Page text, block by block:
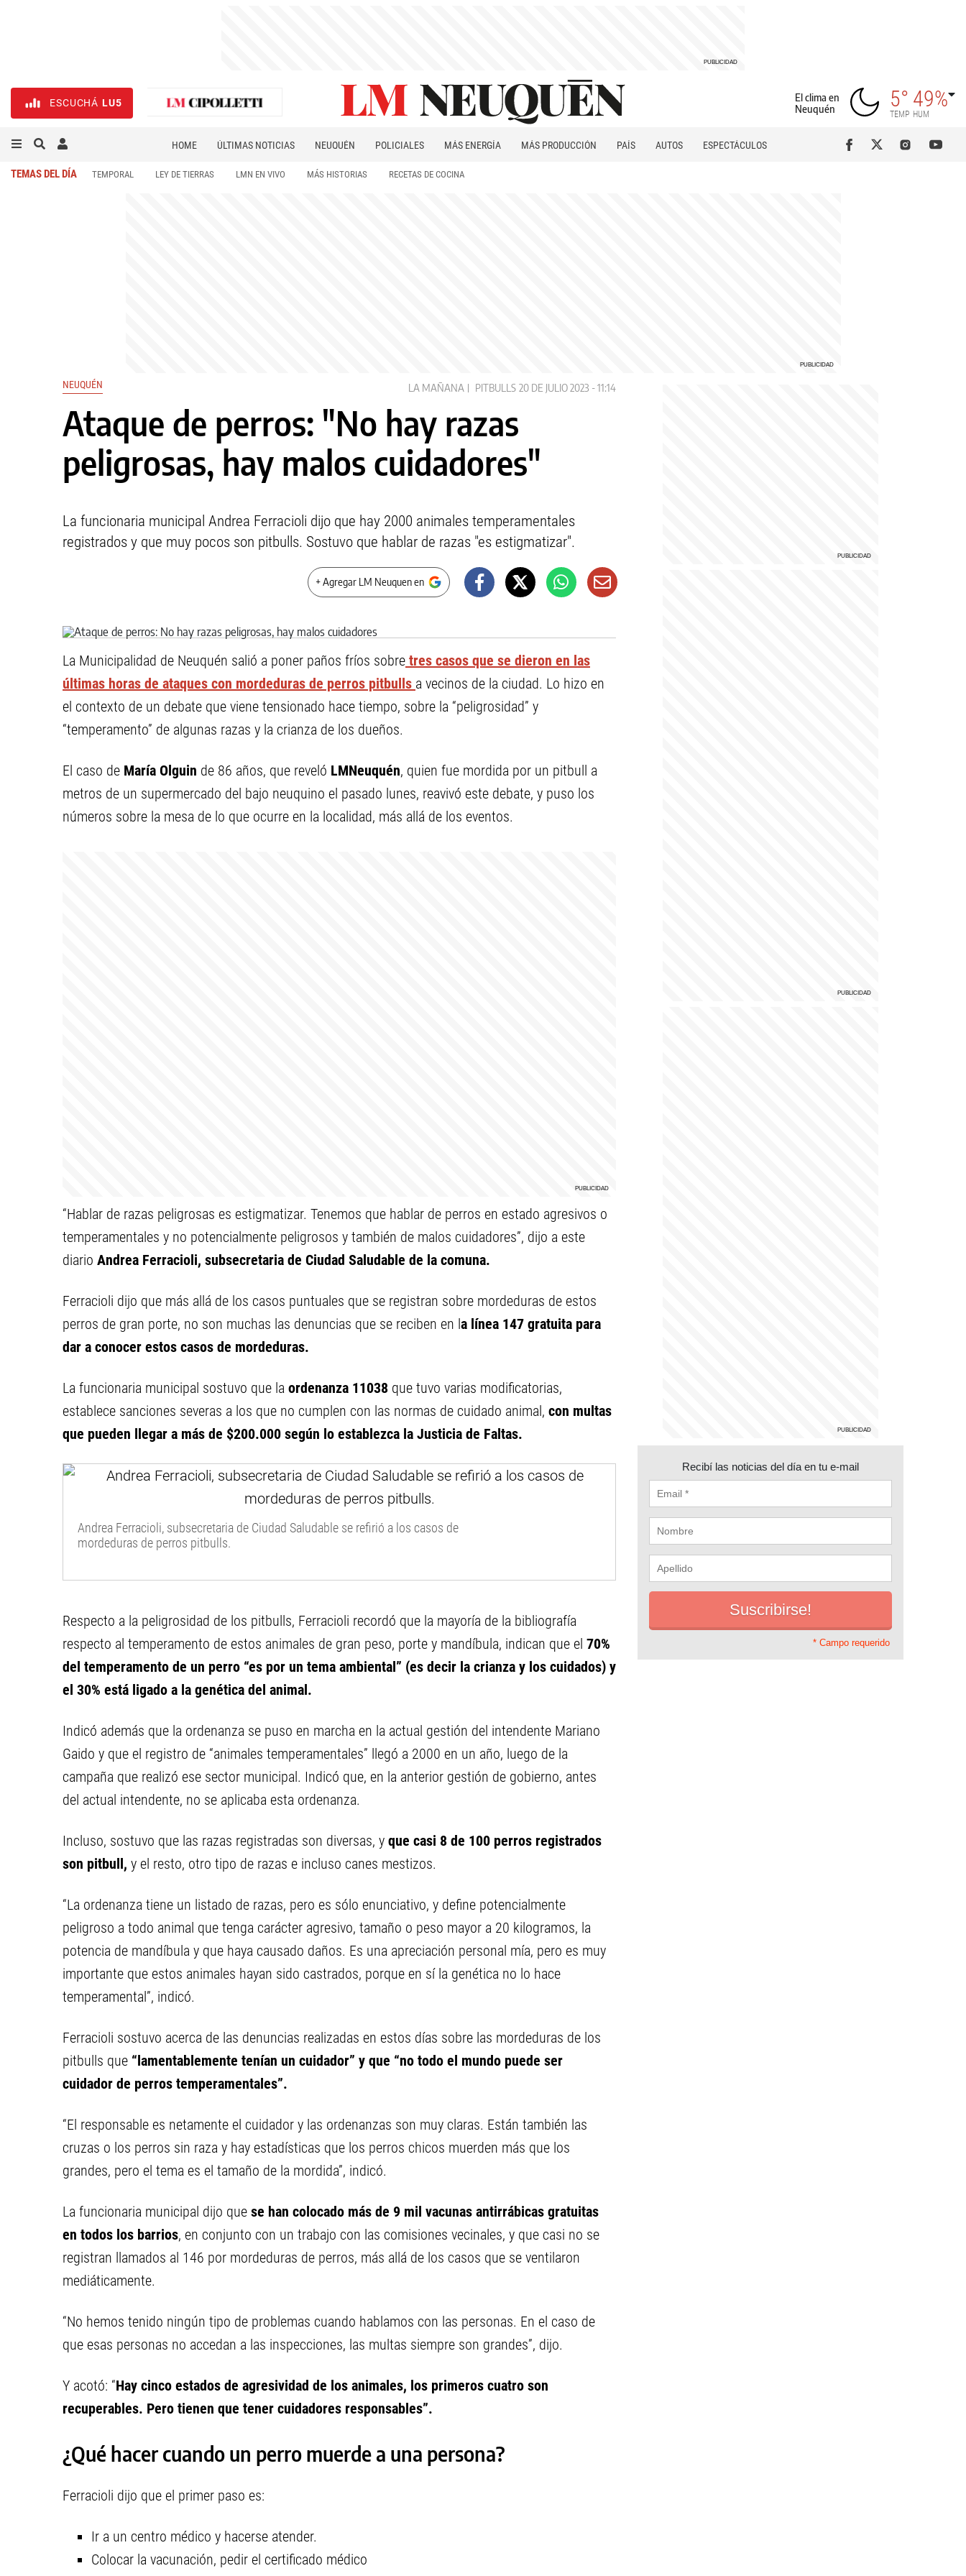
ESCUCHÁ LU5
El clima en
Neuquén
5°
TEMP
49%
HUM
HOME ÚLTIMAS NOTICIAS NEUQUÉN POLICIALES MÁS ENERGÍA MÁS PRODUCCIÓN PAÍS AUTOS
ESPECTÁCULOS
TEMAS DEL DÍA TEMPORAL LEY DE TIERRAS LMN EN VIVO MÁS HISTORIAS RECETAS DE COCINA
NEUQUÉN LA MAÑANA PITBULLS 20 DE JULIO 2023 - 11:14
Ataque de perros: "No hay razas
peligrosas, hay malos cuidadores"
La funcionaria municipal Andrea Ferracioli dijo que hay 2000 animales temperamentales
registrados y que muy pocos son pitbulls. Sostuvo que hablar de razas "es estigmatizar".
+ Agregar LM Neuquen en
La Municipalidad de Neuquén salió a poner paños fríos sobre tres casos que se dieron en las
últimas horas de ataques con mordeduras de perros pitbulls a vecinos de la ciudad. Lo hizo en
el contexto de un debate que viene tensionado hace tiempo, sobre la “peligrosidad” y
“temperamento” de algunas razas y la crianza de los dueños.
El caso de María Olguin de 86 años, que reveló LMNeuquén, quien fue mordida por un pitbull a
metros de un supermercado del bajo neuquino el pasado lunes, reavivó este debate, y puso los
números sobre la mesa de lo que ocurre en la localidad, más allá de los eventos.
“Hablar de razas peligrosas es estigmatizar. Tenemos que hablar de perros en estado agresivos o
temperamentales y no potencialmente peligrosos y también de malos cuidadores”, dijo a este
diario Andrea Ferracioli, subsecretaria de Ciudad Saludable de la comuna.
Ferracioli dijo que más allá de los casos puntuales que se registran sobre mordeduras de estos
perros de gran porte, no son muchas las denuncias que se reciben en la línea 147 gratuita para
dar a conocer estos casos de mordeduras.
La funcionaria municipal sostuvo que la ordenanza 11038 que tuvo varias modificatorias,
establece sanciones severas a los que no cumplen con las normas de cuidado animal, con multas
que pueden llegar a más de $200.000 según lo establezca la Justicia de Faltas.
Andrea Ferracioli, subsecretaria de Ciudad Saludable se refirió a los casos de
mordeduras de perros pitbulls.
Respecto a la peligrosidad de los pitbulls, Ferracioli recordó que la mayoría de la bibliografía
respecto al temperamento de estos animales de gran peso, porte y mandíbula, indican que el 70%
del temperamento de un perro “es por un tema ambiental” (es decir la crianza y los cuidados) y
el 30% está ligado a la genética del animal.
Indicó además que la ordenanza se puso en marcha en la actual gestión del intendente Mariano
Gaido y que el registro de “animales temperamentales” llegó a 2000 en un año, luego de la
campaña que realizó ese sector municipal. Indicó que, en la anterior gestión de gobierno, antes
del actual intendente, no se aplicaba esta ordenanza.
Incluso, sostuvo que las razas registradas son diversas, y que casi 8 de 100 perros registrados
son pitbull, y el resto, otro tipo de razas e incluso canes mestizos.
“La ordenanza tiene un listado de razas, pero es sólo enunciativo, y define potencialmente
peligroso a todo animal que tenga carácter agresivo, tamaño o peso mayor a 20 kilogramos, la
potencia de mandíbula y que haya causado daños. Es una apreciación personal mía, pero es muy
importante que estos animales hayan sido castrados, porque en sí la genética no lo hace
temperamental”, indicó.
Ferracioli sostuvo acerca de las denuncias realizadas en estos días sobre las mordeduras de los
pitbulls que “lamentablemente tenían un cuidador” y que “no todo el mundo puede ser
cuidador de perros temperamentales”.
“El responsable es netamente el cuidador y las ordenanzas son muy claras. Están también las
cruzas o los perros sin raza y hay estadísticas que los perros chicos muerden más que los
grandes, pero el tema es el tamaño de la mordida”, indicó.
La funcionaria municipal dijo que se han colocado más de 9 mil vacunas antirrábicas gratuitas
en todos los barrios, en conjunto con un trabajo con las comisiones vecinales, y que casi no se
registran llamados al 146 por mordeduras de perros, más allá de los casos que se ventilaron
mediáticamente.
“No hemos tenido ningún tipo de problemas cuando hablamos con las personas. En el caso de
que esas personas no accedan a las inspecciones, las multas siempre son grandes”, dijo.
Y acotó: “Hay cinco estados de agresividad de los animales, los primeros cuatro son
recuperables. Pero tienen que tener cuidadores responsables”.
¿Qué hacer cuando un perro muerde a una persona?
Ferracioli dijo que el primer paso es:
Ir a un centro médico y hacerse atender.
Colocar la vacunación, pedir el certificado médico
Recibí las noticias del día en tu e-mail
* Campo requerido